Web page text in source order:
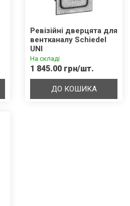
Ревізійні дверцята для
вентканалу Schiedel
UNI
На складі
1 845.00 грн/шт.
ДО КОШИКА